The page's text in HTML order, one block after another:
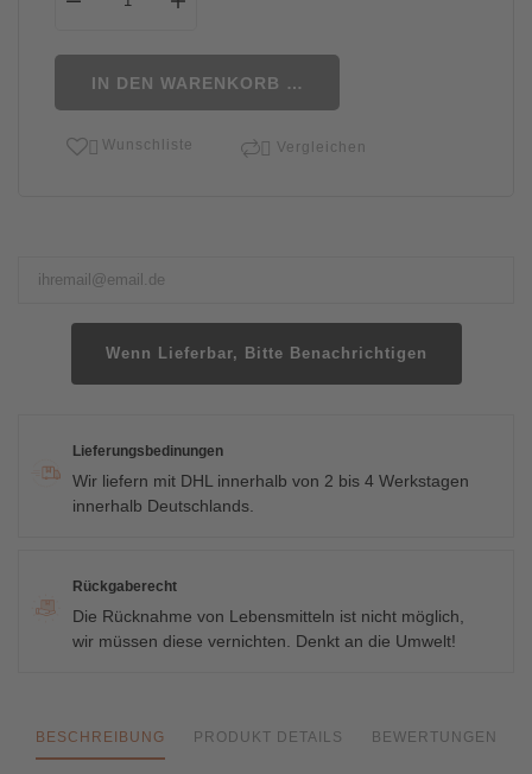
IN DEN WARENKORB LEGEN
 Wunschliste  Vergleichen
Wenn Lieferbar, Bitte Benachrichtigen
Lieferungsbedinungen
Wir liefern mit DHL innerhalb von 2 bis 4 Werkstagen
innerhalb Deutschlands.
Rückgaberecht
Die Rücknahme von Lebensmitteln ist nicht möglich,
wir müssen diese vernichten. Denkt an die Umwelt!
BESCHREIBUNG PRODUKT DETAILS BEWERTUNGEN